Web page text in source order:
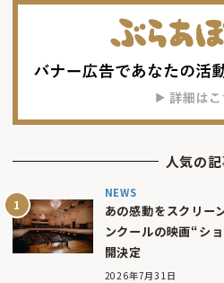
人気の
NEWS
あの感動をスクリー
ンクールの映画“シ
開決定
2026年7月31日